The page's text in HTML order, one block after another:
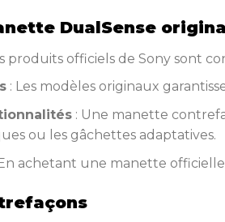
DualSense
produits officiels de Sony sont
: Les modèles originaux
: Une manette
ou les gâchettes adaptatives.
achetant une manette